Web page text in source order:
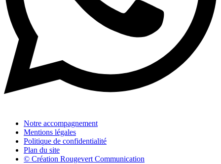
Notre accompagnement
Mentions légales
Politique de confidentialité
Plan du site
© Création Rougevert Communication